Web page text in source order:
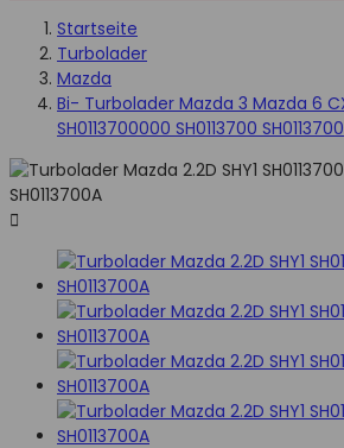
Startseite
Turbolader
Mazda
Bi- Turbolader Mazda 3 Mazda 6
SH0113700000 SH0113700 SH0113700
